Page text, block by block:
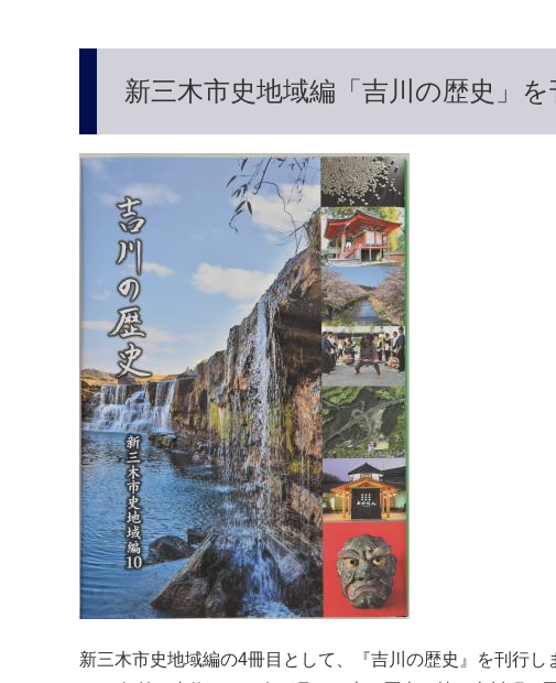
新三木市史地域編「吉川の歴史」を
新三木市史地域編の4冊目として、『吉川の歴史』を刊行し